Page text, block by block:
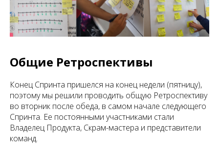
Общие Ретроспективы
Конец Спринта пришелся на конец недели (пятницу),
поэтому мы решили проводить общую Ретроспективу
во вторник после обеда, в самом начале следующего
Спринта. Ее постоянными участниками стали
Владелец Продукта, Скрам-мастера и представители
команд.